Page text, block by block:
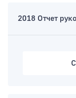
2018 Отчет